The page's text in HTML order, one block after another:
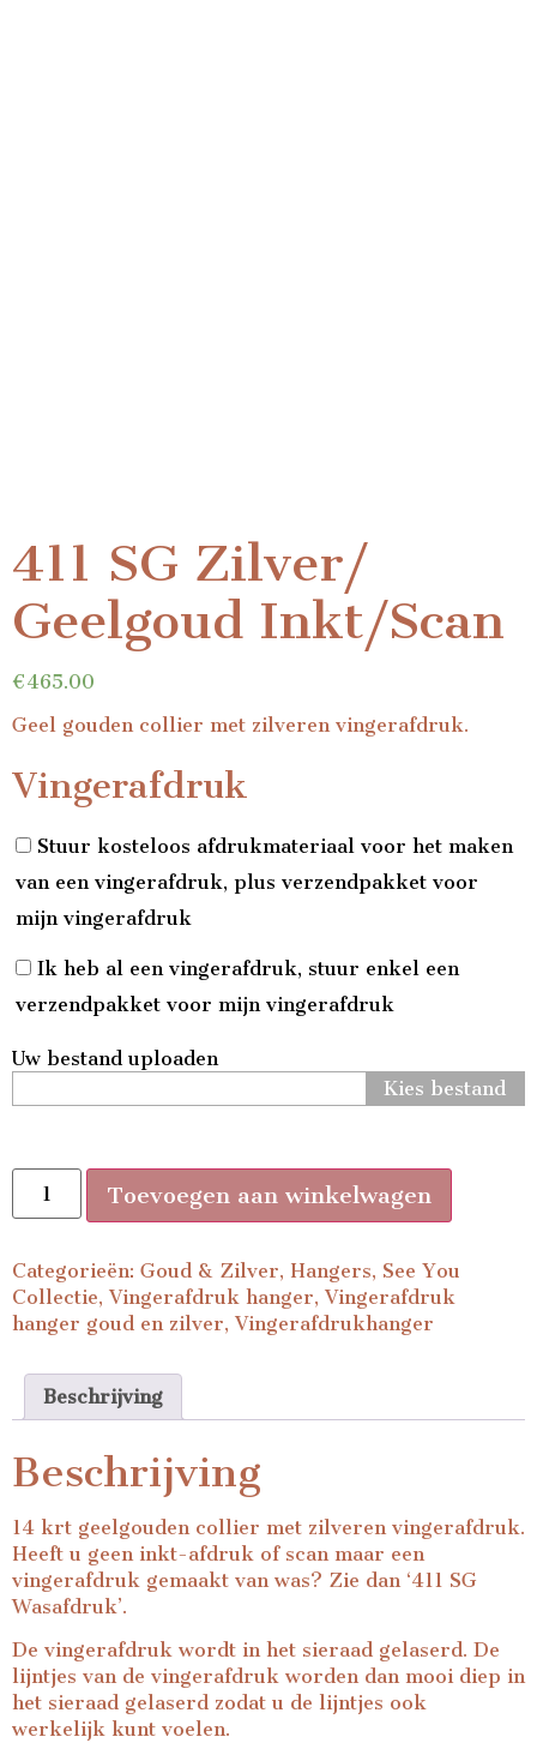
411 SG Zilver/
Geelgoud Inkt/Scan
€465.00
Geel gouden collier met zilveren vingerafdruk.
Vingerafdruk
Stuur kosteloos afdrukmateriaal voor het maken
van een vingerafdruk, plus verzendpakket voor
mijn vingerafdruk
Ik heb al een vingerafdruk, stuur enkel een
verzendpakket voor mijn vingerafdruk
Uw bestand uploaden
Kies bestand
Toevoegen aan winkelwagen
Categorieën: Goud & Zilver, Hangers, See You
Collectie, Vingerafdruk hanger, Vingerafdruk
hanger goud en zilver, Vingerafdrukhanger
Beschrijving
Beschrijving
14 krt geelgouden collier met zilveren vingerafdruk.
Heeft u geen inkt-afdruk of scan maar een
vingerafdruk gemaakt van was? Zie dan ‘411 SG
Wasafdruk’.
De vingerafdruk wordt in het sieraad gelaserd. De
lijntjes van de vingerafdruk worden dan mooi diep in
het sieraad gelaserd zodat u de lijntjes ook
werkelijk kunt voelen.